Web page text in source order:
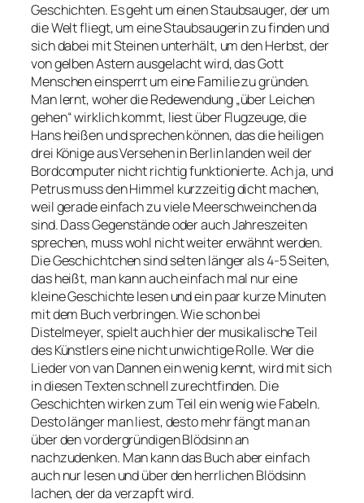
Geschichten. Es geht um einen Staubsauger, der um
die Welt fliegt, um eine Staubsaugerin zu finden und
sich dabei mit Steinen unterhält, um den Herbst, der
von gelben Astern ausgelacht wird, das Gott
Menschen einsperrt um eine Familie zu gründen.
Man lernt, woher die Redewendung „über Leichen
gehen“ wirklich kommt, liest über Flugzeuge, die
Hans heißen und sprechen können, das die heiligen
drei Könige aus Versehen in Berlin landen weil der
Bordcomputer nicht richtig funktionierte. Ach ja, und
Petrus muss den Himmel kurzzeitig dicht machen,
weil gerade einfach zu viele Meerschweinchen da
sind. Dass Gegenstände oder auch Jahreszeiten
sprechen, muss wohl nicht weiter erwähnt werden.
Die Geschichtchen sind selten länger als 4-5 Seiten,
das heißt, man kann auch einfach mal nur eine
kleine Geschichte lesen und ein paar kurze Minuten
mit dem Buch verbringen. Wie schon bei
Distelmeyer, spielt auch hier der musikalische Teil
des Künstlers eine nicht unwichtige Rolle. Wer die
Lieder von van Dannen ein wenig kennt, wird mit sich
in diesen Texten schnell zurechtfinden. Die
Geschichten wirken zum Teil ein wenig wie Fabeln.
Desto länger man liest, desto mehr fängt man an
über den vordergründigen Blödsinn an
nachzudenken. Man kann das Buch aber einfach
auch nur lesen und über den herrlichen Blödsinn
lachen, der da verzapft wird.